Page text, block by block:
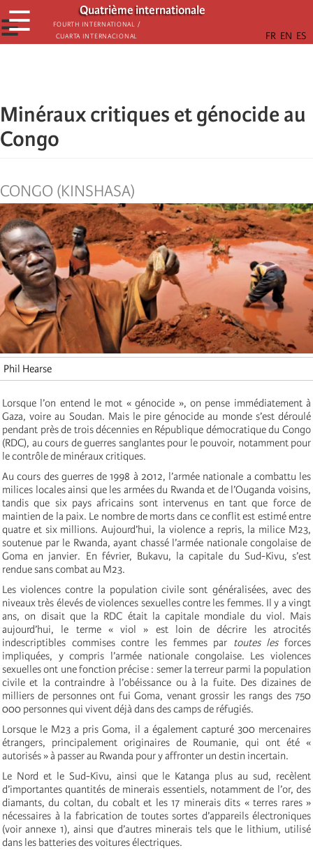
Skip
to
main
Quatrième internationale
Fourth International /
Cuarta Internacional
☰
☰
Minéraux critiques et génocide au
Congo
CONGO (KINSHASA)
Phil Hearse
Lorsque l’on entend le mot « génocide », on pense immédiatement à
Gaza, voire au Soudan. Mais le pire génocide au monde s’est déroulé
pendant près de trois décennies en République démocratique du Congo
(RDC), au cours de guerres sanglantes pour le pouvoir, notamment pour
le contrôle de minéraux critiques.
Au cours des guerres de 1998 à 2012, l’armée nationale a combattu les
milices locales ainsi que les armées du Rwanda et de l’Ouganda voisins,
tandis que six pays africains sont intervenus en tant que force de
maintien de la paix. Le nombre de morts dans ce conflit est estimé entre
quatre et six millions. Aujourd’hui, la violence a repris, la milice M23,
soutenue par le Rwanda, ayant chassé l’armée nationale congolaise de
Goma en janvier. En février, Bukavu, la capitale du Sud-Kivu, s’est
rendue sans combat au M23.
Les violences contre la population civile sont généralisées, avec des
niveaux très élevés de violences sexuelles contre les femmes. Il y a vingt
ans, on disait que la RDC était la capitale mondiale du viol. Mais
aujourd’hui, le terme « viol » est loin de décrire les atrocités
indescriptibles commises contre les femmes par toutes les forces
impliquées, y compris l’armée nationale congolaise. Les violences
sexuelles ont une fonction précise : semer la terreur parmi la population
civile et la contraindre à l’obéissance ou à la fuite. Des dizaines de
milliers de personnes ont fui Goma, venant grossir les rangs des 750
000 personnes qui vivent déjà dans des camps de réfugiés.
Lorsque le M23 a pris Goma, il a également capturé 300 mercenaires
étrangers, principalement originaires de Roumanie, qui ont été «
autorisés » à passer au Rwanda pour y affronter un destin incertain.
Le Nord et le Sud-Kivu, ainsi que le Katanga plus au sud, recèlent
d’importantes quantités de minerais essentiels, notamment de l’or, des
diamants, du coltan, du cobalt et les 17 minerais dits « terres rares »
nécessaires à la fabrication de toutes sortes d’appareils électroniques
(voir annexe 1), ainsi que d’autres minerais tels que le lithium, utilisé
dans les batteries des voitures électriques.